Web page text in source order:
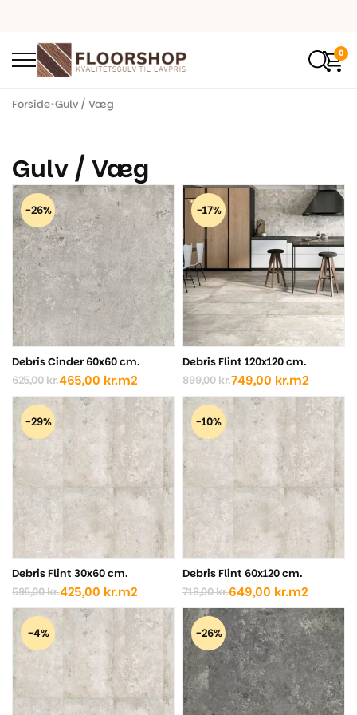
0
Forside•Gulv / Væg
Gulv / Væg
-26%
Debris Cinder 60x60 cm.
625,00kr.
Den
oprindelige
pris
var:
625,00 kr..
465,00 kr.
Den
aktuelle
pris
er:
465,00 kr..
m2
-17%
Debris Flint 120x120 cm.
899,00kr.
Den
oprindelige
pris
var:
899,00 kr..
749,00 kr.
Den
aktuelle
pris
er:
749,00 kr..
m2
-29%
Debris Flint 30x60 cm.
595,00kr.
Den
oprindelige
pris
var:
595,00 kr..
425,00 kr.
Den
aktuelle
pris
er:
425,00 kr..
m2
-10%
Debris Flint 60x120 cm.
719,00kr.
Den
oprindelige
pris
var:
719,00 kr..
649,00 kr.
Den
aktuelle
pris
er:
649,00 kr..
m2
-4% -26%